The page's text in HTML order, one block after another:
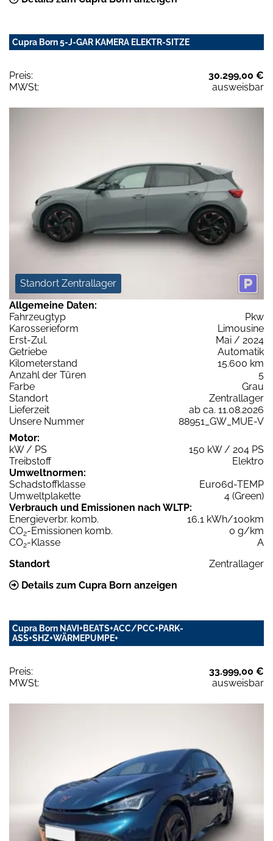
Cupra Born 5-J-GAR KAMERA ELEKTR-SITZE
Preis:
30.299,00 €
MWSt:
ausweisbar
Standort Zentrallager
Allgemeine Daten:
Fahrzeugtyp
Pkw
Karosserieform
Limousine
Erst-Zul.
Mai / 2024
Getriebe
Automatik
Kilometerstand
15.600 km
Anzahl der Türen
5
Farbe
Grau
Standort
Zentrallager
Lieferzeit
ab ca. 11.08.2026
Unsere Nummer
88951_GW_MUE-V
Motor:
kW / PS
150 kW / 204 PS
Treibstoff
Elektro
Umweltnormen:
Schadstoffklasse
Euro6d-TEMP
Umweltplakette
4 (Green)
Verbrauch und Emissionen nach WLTP:
Energieverbr. komb.
16,1 kWh/100km
CO2-Emissionen komb.
0 g/km
CO2-Klasse
A
Standort
Zentrallager
Details zum Cupra Born anzeigen
Cupra Born NAVI+BEATS+ACC/PCC+PARK-
ASS+SHZ+WÄRMEPUMPE+
Preis:
33.999,00 €
MWSt:
ausweisbar